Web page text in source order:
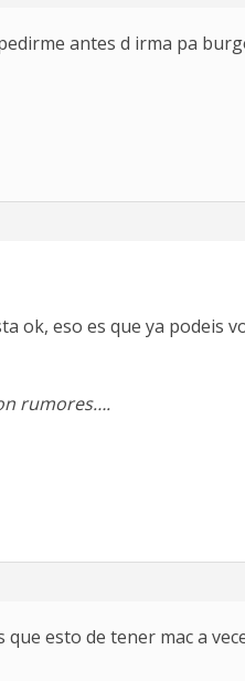
antes d irma pa
ok, eso es que ya podeis
rumores….
esto de tener mac a